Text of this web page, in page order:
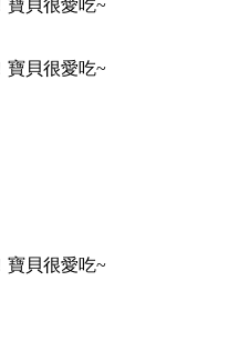
寶貝很愛吃~
寶貝很愛吃~
寶貝很愛吃~